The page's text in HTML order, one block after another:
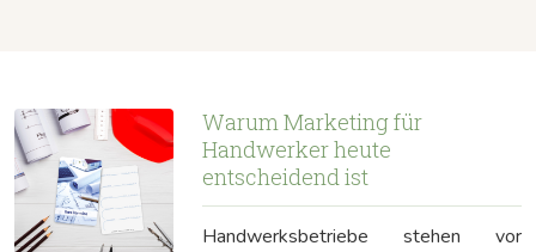
Warum Marketing für
Handwerker heute
entscheidend ist
Handwerksbetriebe stehen vor